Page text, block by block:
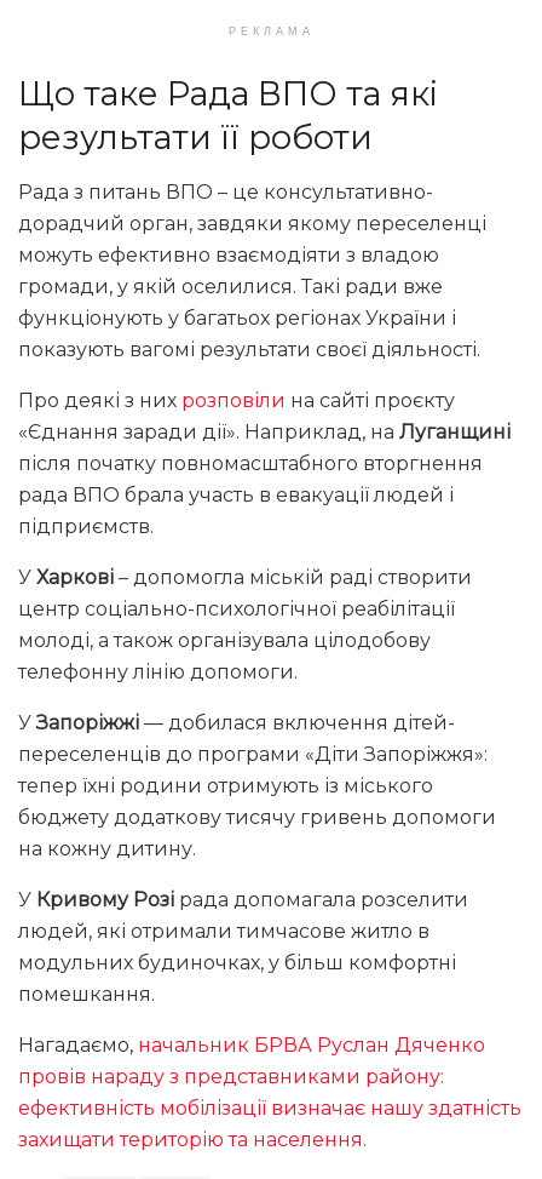
РЕКЛАМА
Що таке Рада ВПО та які
результати її роботи
Рада з питань ВПО – це консультативно-
дорадчий орган, завдяки якому переселенці
можуть ефективно взаємодіяти з владою
громади, у якій оселилися. Такі ради вже
функціонують у багатьох регіонах України і
показують вагомі результати своєї діяльності.
Про деякі з них розповіли на сайті проєкту
«Єднання заради дії». Наприклад, на Луганщині
після початку повномасштабного вторгнення
рада ВПО брала участь в евакуації людей і
підприємств.
У Харкові – допомогла міській раді створити
центр соціально-психологічної реабілітації
молоді, а також організувала цілодобову
телефонну лінію допомоги.
УЗапоріжжі — добилася включення дітей-
переселенців до програми «Діти Запоріжжя»:
тепер їхні родини отримують із міського
бюджету додаткову тисячу гривень допомоги
на кожну дитину.
У Кривому Розі рада допомагала розселити
людей, які отримали тимчасове житло в
модульних будиночках, у більш комфортні
помешкання.
Нагадаємо, начальник БРВА Руслан Дяченко
провів нараду з представниками району:
ефективність мобілізації визначає нашу здатність
захищати територію та населення.